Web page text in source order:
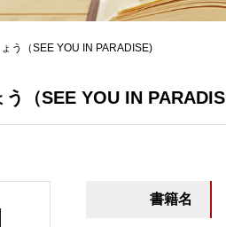
う（SEE YOU IN PARADISE)
（SEE YOU IN
書籍名